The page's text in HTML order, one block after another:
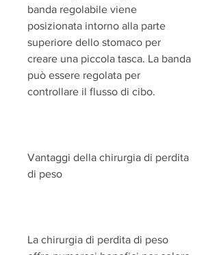
banda regolabile viene
posizionata intorno alla parte
superiore dello stomaco per
creare una piccola tasca. La banda
può essere regolata per
controllare il flusso di cibo.
Vantaggi della chirurgia di perdita
di peso
La chirurgia di perdita di peso